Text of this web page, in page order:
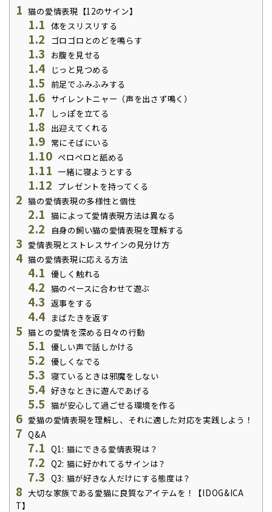
1 猫の愛情表現​​【12のサイン】
1.1 体をスリスリする
1.2 ゴロゴロとのどを鳴らす
1.3 お腹を見せる
1.4 じっと見つめる
1.5 前足でふみふみする
1.6 サイレントニャー（声を出さず鳴く）
1.7 しっぽを立てる
1.8 出迎えてくれる
1.9 常にそばにいる
1.10 ペロペロと舐める
1.11 一緒に寝ようとする
1.12 プレゼントを持ってくる
2 猫の愛情表現の多様性と個性
2.1 猫によって愛情表現方法は異なる
2.2 自身の飼い猫の愛情表現を理解する
3 愛情表現とストレスサインの見分け方
4 猫の愛情表現に応える方法
4.1 優しく触れる
4.2 猫のペースに合わせて遊ぶ
4.3 返事をする
4.4 まばたきを返す
5 猫との愛情を深める日々の行動
5.1 優しい声で話しかける
5.2 優しくなでる
5.3 寝ているときは邪魔をしない
5.4 好きなときに遊んであげる
5.5 猫が安心して過ごせる環境を作る
6 愛猫の愛情表現を理解し、それに適した対応を実践しよう！
7 Q&A
7.1 Q1: 猫にできる愛情表現は？
7.2 Q2: 猫に好かれてるサインは？
7.3 Q3: 猫が好きな人だけにする態度は？
8 大切な家族である愛猫に良質なアイテムを！【IDOG&ICA
T】